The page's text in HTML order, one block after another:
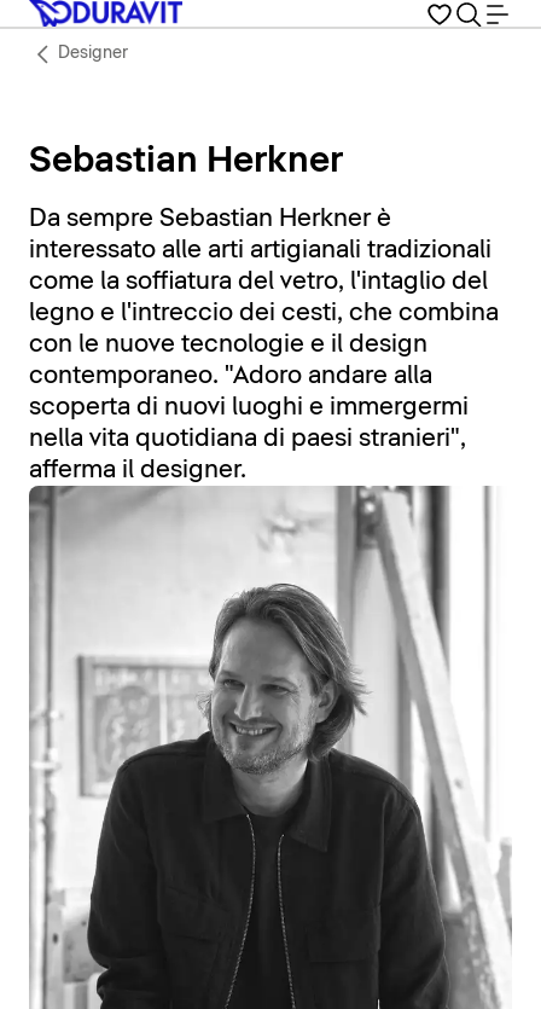
Designer
Sebastian Herkner
Da sempre Sebastian Herkner è
interessato alle arti artigianali tradizionali
come la soffiatura del vetro, l'intaglio del
legno e l'intreccio dei cesti, che combina
con le nuove tecnologie e il design
contemporaneo. "Adoro andare alla
scoperta di nuovi luoghi e immergermi
nella vita quotidiana di paesi stranieri",
afferma il designer.